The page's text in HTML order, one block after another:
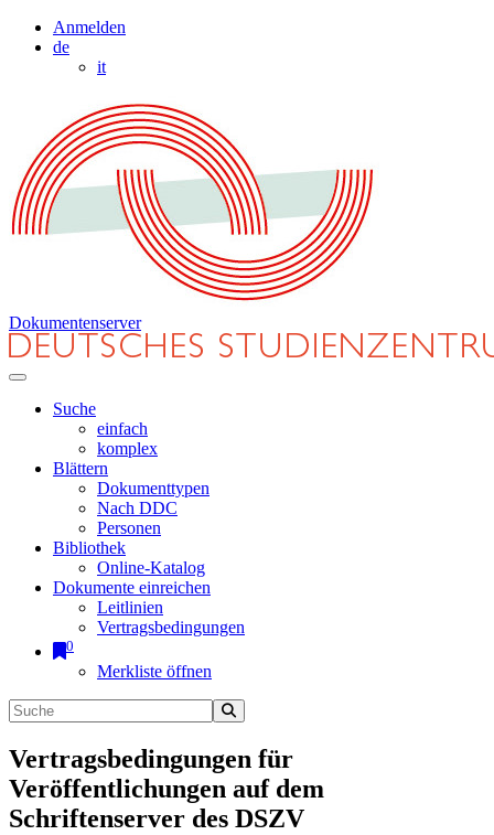
Anmelden
de
it
Dokumentenserver
Suche
einfach
komplex
Blättern
Dokumenttypen
Nach DDC
Personen
Bibliothek
Online-Katalog
Dokumente einreichen
Leitlinien
Vertragsbedingungen
0
Merkliste öffnen
Vertragsbedingungen für
Veröffentlichungen auf dem
Schriftenserver des DSZV